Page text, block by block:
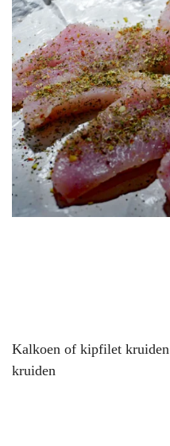
Kalkoen of kipfilet kruiden
kruiden